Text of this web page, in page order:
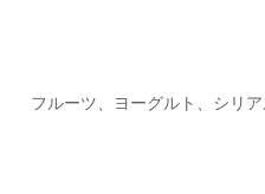
フルーツ、ヨーグルト、シリア